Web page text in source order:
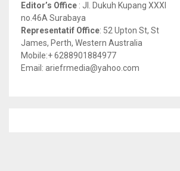
Editor’s Office : Jl. Dukuh Kupang XXXI
no.46A Surabaya
Representatif Office: 52 Upton St, St
James, Perth, Western Australia
Mobile:+ 6288901884977
Email: ariefrmedia@yahoo.com